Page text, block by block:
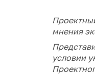
мнения
условии